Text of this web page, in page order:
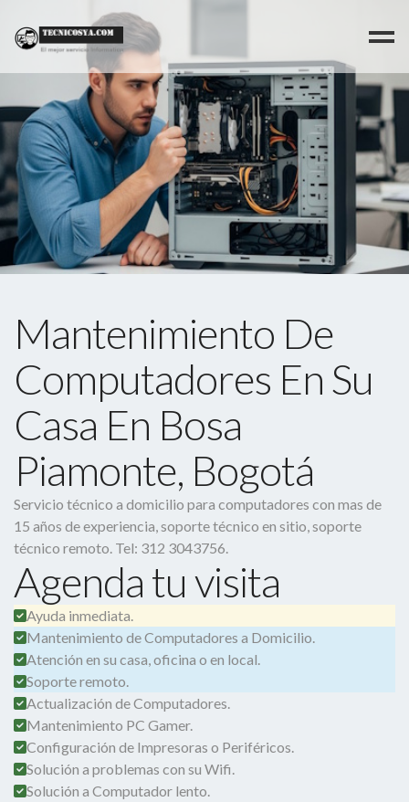
Mantenimiento De
Computadores En Su
Casa En Bosa
Piamonte, Bogotá
Servicio técnico a domicilio para computadores con mas de
15 años de experiencia, soporte técnico en sitio, soporte
técnico remoto. Tel: 312 3043756.
Agenda tu visita
Ayuda inmediata.
Mantenimiento de Computadores a Domicilio.
Atención en su casa, oficina o en local.
Soporte remoto.
Actualización de Computadores.
Mantenimiento PC Gamer.
Configuración de Impresoras o Periféricos.
Solución a problemas con su Wifi.
Solución a Computador lento.